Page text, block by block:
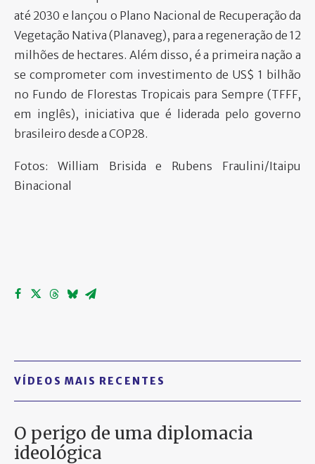
até 2030 e lançou o Plano Nacional de Recuperação da
Vegetação Nativa (Planaveg), para a regeneração de 12
milhões de hectares. Além disso, é a primeira nação a
se comprometer com investimento de US$ 1 bilhão
no Fundo de Florestas Tropicais para Sempre (TFFF,
em inglês), iniciativa que é liderada pelo governo
brasileiro desde a COP28.
Fotos: William Brisida e Rubens Fraulini/Itaipu
Binacional
VÍDEOS MAIS RECENTES
O perigo de uma diplomacia
ideológica